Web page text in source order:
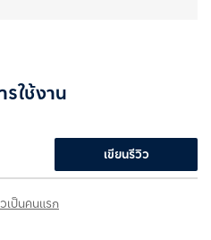
ใช้งาน
เขียนรีวิว
เป็นคนแรก